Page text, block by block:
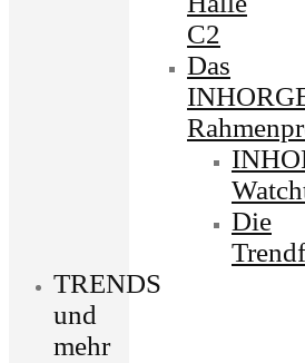
C2
Das
Die
TRENDS
und
mehr